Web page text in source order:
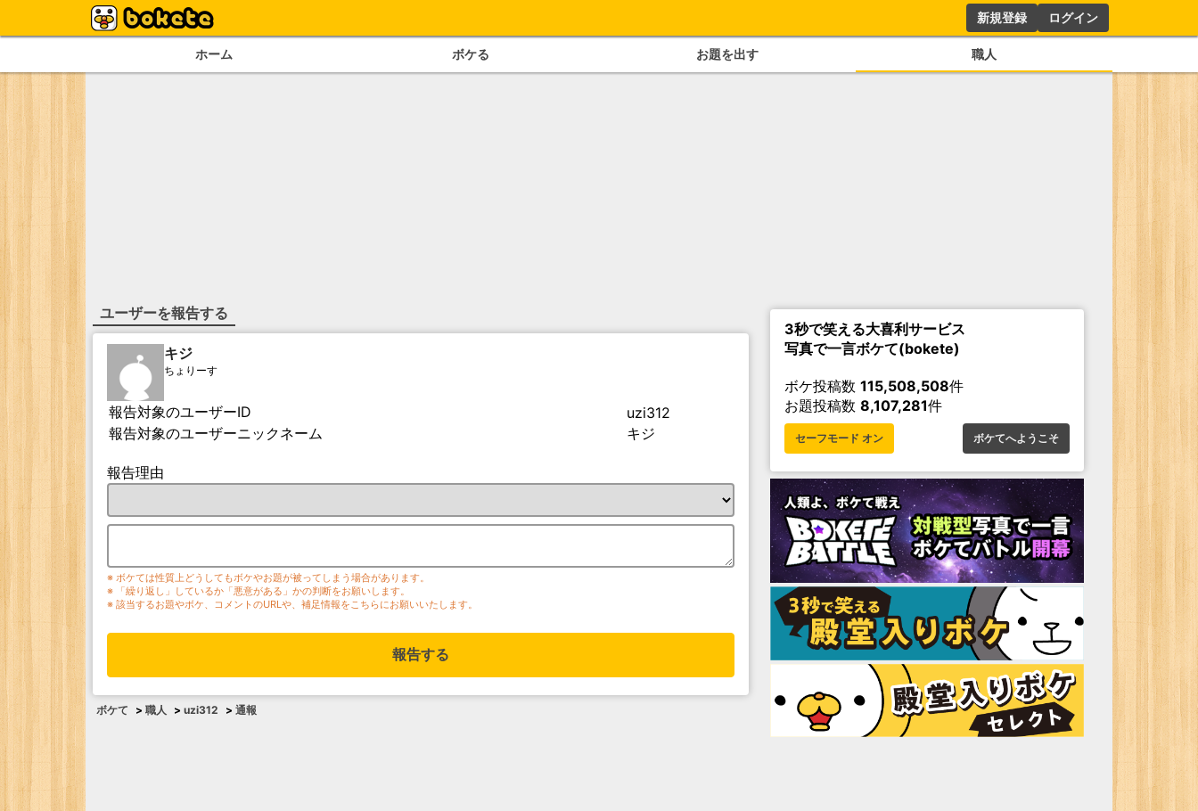
新規登録 ログイン
ホーム ボケる お題を出す 職人
ユーザーを報告する
キジ
ちょりーす
報告対象のユーザーID
uzi312
報告対象のユーザーニックネーム
キジ
報告理由
※ ボケては性質上どうしてもボケやお題が被ってしまう場合があります。
※ 「繰り返し」しているか「悪意がある」かの判断をお願いします。
※ 該当するお題やボケ、コメントのURLや、補足情報をこちらにお願いいたします。
報告する
ボケて > 職人 > uzi312 > 通報
3秒で笑える大喜利サービス
写真で一言ボケて(bokete)
ボケ投稿数 115,508,508件
お題投稿数 8,107,281件
セーフモード オン ボケてへようこそ